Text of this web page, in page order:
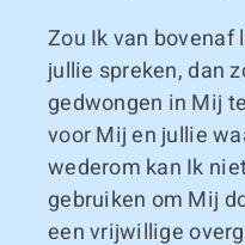
Zou Ik van
jullie spreken, dan
gedwongen in Mij
voor Mij en jullie
wederom kan Ik
gebruiken om Mij
een vrijwillige